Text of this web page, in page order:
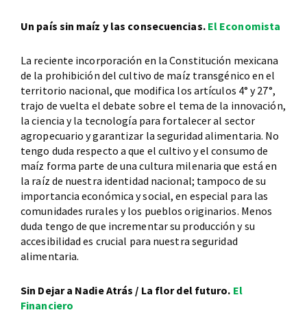
Un país sin maíz y las consecuencias. El Economista
La reciente incorporación en la Constitución mexicana
de la prohibición del cultivo de maíz transgénico en el
territorio nacional, que modifica los artículos 4° y 27°,
trajo de vuelta el debate sobre el tema de la innovación,
la ciencia y la tecnología para fortalecer al sector
agropecuario y garantizar la seguridad alimentaria. No
tengo duda respecto a que el cultivo y el consumo de
maíz forma parte de una cultura milenaria que está en
la raíz de nuestra identidad nacional; tampoco de su
importancia económica y social, en especial para las
comunidades rurales y los pueblos originarios. Menos
duda tengo de que incrementar su producción y su
accesibilidad es crucial para nuestra seguridad
alimentaria.
Sin Dejar a Nadie Atrás / La flor del futuro. El
Financiero